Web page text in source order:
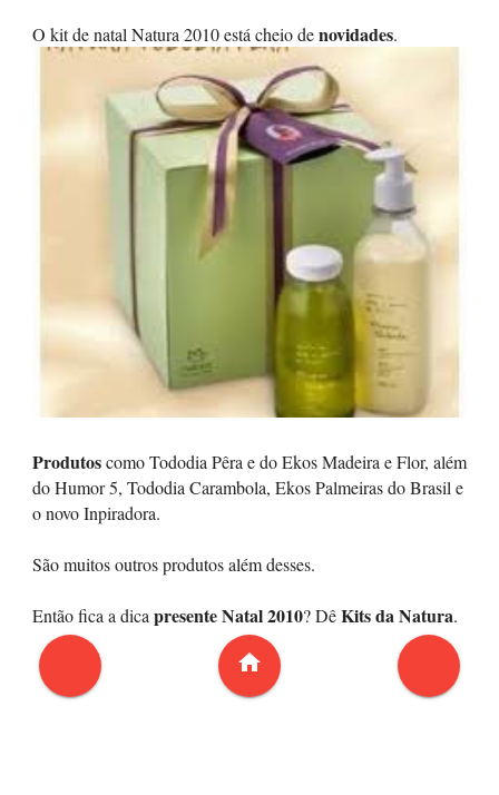
O kit de natal Natura 2010 está cheio denovidades.
Produtoscomo Tododia Pêra e do Ekos Madeira e Flor, além
do Humor 5, Tododia Carambola, Ekos Palmeiras do Brasil e
o novo Inpiradora.
São muitos outros produtos além desses.
Então fica a dica presente Natal 2010? DêKits da Natura.